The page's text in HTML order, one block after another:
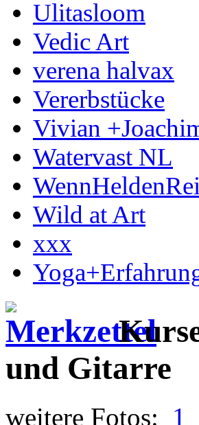
Ulitasloom
Vedic Art
verena halvax
Vererbstücke
Vivian
Watervast NL
Wild at Art
xxx
und Gitarre
weitere Fotos: 1